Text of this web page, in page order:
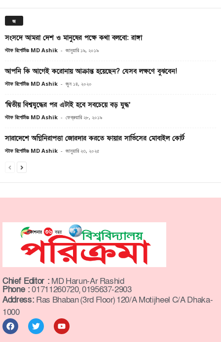
জ
সংসদে আমরা দেশ ও মানুষের পক্ষে কথা বলবো: রাঙ্গা
স্টাফ রিপোর্টারঃ MD Ashik - জানুয়ারি ১৯, ২০১৯
আপনি কি আগেই করোনায় আক্রান্ত হয়েছেন? যেসব লক্ষণে বুঝবেন!
স্টাফ রিপোর্টারঃ MD Ashik - জুন ১৪, ২০২০
‘দ্বিতীয় বিশ্বযুদ্ধের পর এটাই হবে সবচেয়ে বড় যুদ্ধ’
স্টাফ রিপোর্টারঃ MD Ashik - ফেব্রুয়ারি ২৮, ২০১৯
সারাদেশে অগ্নিনিরাপত্তা জোরদার করতে ফায়ার সার্ভিসের মোবাইল কোর্ট
স্টাফ রিপোর্টারঃ MD Ashik - জানুয়ারি ২৩, ২০২৫
Chief Editor : MD Harun-Ar Rashid
Phone :01711260720, 0195637-2903
Address: Ras Bhaban (3rd Floor) 120/A Motijheel C/A Dhaka-
1000